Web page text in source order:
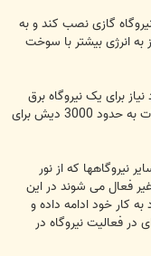
گازی نصب کند و به
انرژی بیشتر با سوخت
برای یک نیروگاه برق
گازی است به طوری که برای یک نیروگاه 500 مگاوات به حدود 3000 دیش برای
نیروگاهها که از نور
فعال می شوند در این
کار خود ادامه داده و
در فعالیت نیروگاه در